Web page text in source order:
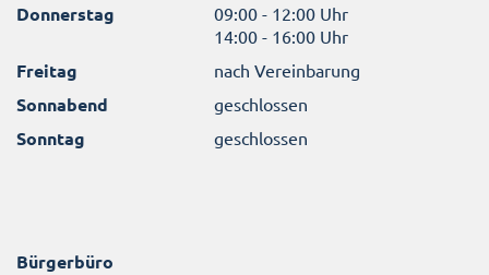
Donnerstag
09:00 - 12:00 Uhr
14:00 - 16:00 Uhr
Freitag nach Vereinbarung
Sonnabend geschlossen
Sonntag geschlossen
Bürgerbüro